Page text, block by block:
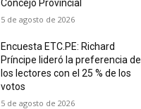
Concejo Provincial
5 de agosto de 2026
Encuesta ETC.PE: Richard
Príncipe lideró la preferencia de
los lectores con el 25 % de los
votos
5 de agosto de 2026